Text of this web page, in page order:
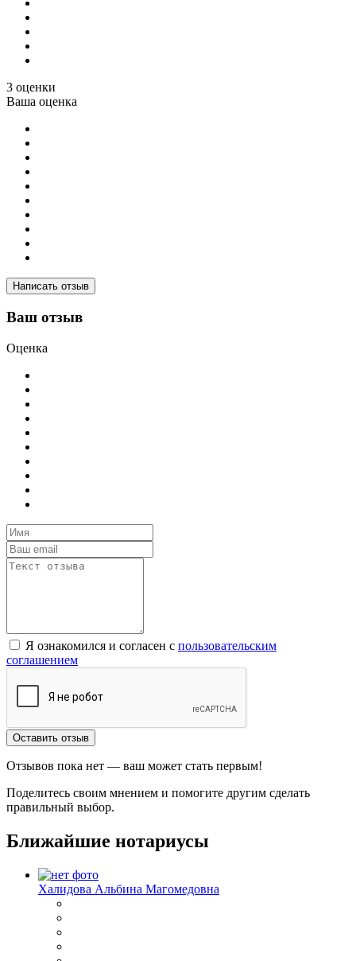
3 оценки
Ваша оценка
Написать отзыв
Ваш отзыв
Оценка
Я ознакомился и согласен с пользовательским
соглашением
Оставить отзыв
Отзывов пока нет — ваш может стать первым!
Поделитесь своим мнением и помогите другим сделать
правильный выбор.
Ближайшие нотариусы
Халидова Альбина Магомедовна